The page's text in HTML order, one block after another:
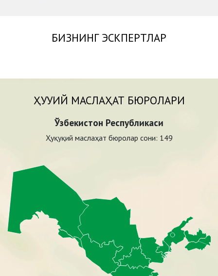
БИЗНИНГ ЭСКПЕРТЛАР
ҲУҚУҚИЙ МАСЛАҲАТ БЮРОЛАРИ
Ўзбекистон Республикаси
Ҳуқуқий маслаҳат бюролар сони: 149